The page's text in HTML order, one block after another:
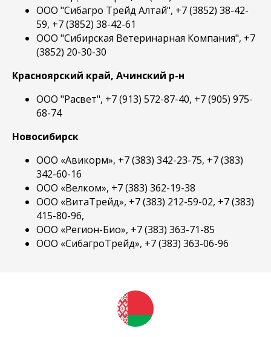
ООО "Сибагро Трейд Алтай", +7 (3852) 38-42-
59, +7 (3852) 38-42-61
ООО "Сибирская Ветеринарная Компания", +7
(3852) 20-30-30
Красноярский край, Ачинский р-н
ООО "Расвет", +7 (913) 572-87-40, +7 (905) 975-
68-74
Новосибирск
ООО «Авикорм», +7 (383) 342-23-75, +7 (383)
342-60-16
ООО «Велком», +7 (383) 362-19-38
ООО «ВитаТрейд», +7 (383) 212-59-02, +7 (383)
415-80-96,
ООО «Регион-Био», +7 (383) 363-71-85
ООО «СибагроТрейд», +7 (383) 363-06-96